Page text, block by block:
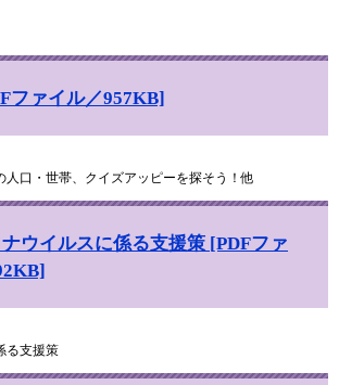
ファイル／957KB]
人口・世帯、クイズアッピーを探そう！他
ウイルスに係る支援策 [PDFファ
る支援策